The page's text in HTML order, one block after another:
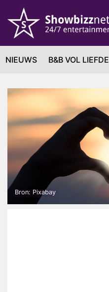
NIEUWS B&B VOL LIEFDE
Bron: Pixabay